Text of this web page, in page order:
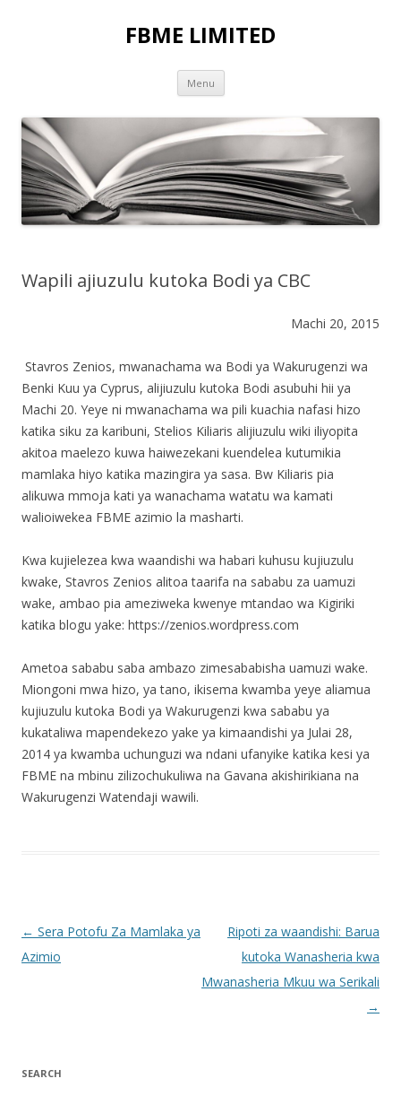
FBME LIMITED
Menu Skip to content
Wapili ajiuzulu kutoka Bodi ya CBC
Machi 20, 2015
Stavros Zenios, mwanachama wa Bodi ya Wakurugenzi wa
Benki Kuu ya Cyprus, alijiuzulu kutoka Bodi asubuhi hii ya
Machi 20. Yeye ni mwanachama wa pili kuachia nafasi hizo
katika siku za karibuni, Stelios Kiliaris alijiuzulu wiki iliyopita
akitoa maelezo kuwa haiwezekani kuendelea kutumikia
mamlaka hiyo katika mazingira ya sasa. Bw Kiliaris pia
alikuwa mmoja kati ya wanachama watatu wa kamati
walioiwekea FBME azimio la masharti.
Kwa kujielezea kwa waandishi wa habari kuhusu kujiuzulu
kwake, Stavros Zenios alitoa taarifa na sababu za uamuzi
wake, ambao pia ameziweka kwenye mtandao wa Kigiriki
katika blogu yake: https://zenios.wordpress.com
Ametoa sababu saba ambazo zimesababisha uamuzi wake.
Miongoni mwa hizo, ya tano, ikisema kwamba yeye aliamua
kujiuzulu kutoka Bodi ya Wakurugenzi kwa sababu ya
kukataliwa mapendekezo yake ya kimaandishi ya Julai 28,
2014 ya kwamba uchunguzi wa ndani ufanyike katika kesi ya
FBME na mbinu zilizochukuliwa na Gavana akishirikiana na
Wakurugenzi Watendaji wawili.
Post navigation
← Sera Potofu Za Mamlaka ya
Azimio
Ripoti za waandishi: Barua
kutoka Wanasheria kwa
Mwanasheria Mkuu wa Serikali
→
SEARCH